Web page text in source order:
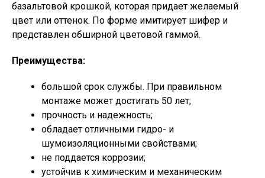
базальтовой крошкой, которая придает желаемый
цвет или оттенок. По форме имитирует шифер и
представлен обширной цветовой гаммой.
Преимущества:
большой срок службы. При правильном
монтаже может достигать 50 лет;
прочность и надежность;
обладает отличными гидро- и
шумоизоляционными свойствами;
не поддается коррозии;
устойчив к химическим и механическим